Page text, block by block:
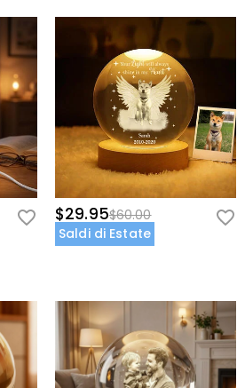
$29.95$60.00
Saldi di Estate